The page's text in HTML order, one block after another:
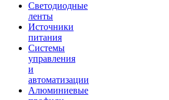
Светодиодные
ленты
Источники
питания
Системы
управления
и
автоматизации
Алюминиевые